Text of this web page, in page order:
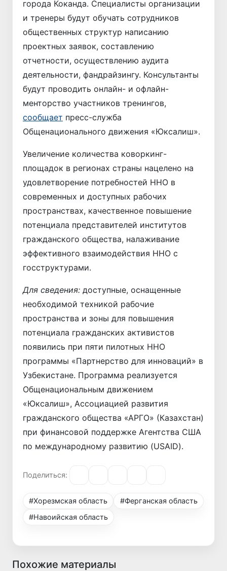
города Коканда. Специалисты организации
и тренеры будут обучать сотрудников
общественных структур написанию
проектных заявок, составлению
отчетности, осуществлению аудита
деятельности, фандрайзингу. Консультанты
будут проводить онлайн- и офлайн-
менторство участников тренингов,
сообщает пресс-служба
Общенационального движения «Юксалиш».
Увеличение количества коворкинг-
площадок в регионах страны нацелено на
удовлетворение потребностей ННО в
современных и доступных рабочих
пространствах, качественное повышение
потенциала представителей институтов
гражданского общества, налаживание
эффективного взаимодействия ННО с
госструктурами.
Для сведения: доступные, оснащенные
необходимой техникой рабочие
пространства и зоны для повышения
потенциала гражданских активистов
появились при пяти пилотных ННО
программы «Партнерство для инноваций» в
Узбекистане. Программа реализуется
Общенациональным движением
«Юксалиш», Ассоциацией развития
гражданского общества «АРГО» (Казахстан)
при финансовой поддержке Агентства США
по международному развитию (USAID).
Поделиться:
#Хорезмская область
#Ферганская область
#Навоийская область
Похожие материалы